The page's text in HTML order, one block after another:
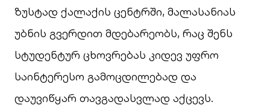
ზუსტად ქალაქის ცენტრში, მალასანიას
უბნის გვერდით მდებარეობს, რაც შენს
სტუდენტურ ცხოვრებას კიდევ უფრო
საინტერესო გამოცდილებად და
დაუვიწყარ თავგადასვლად აქცევს.